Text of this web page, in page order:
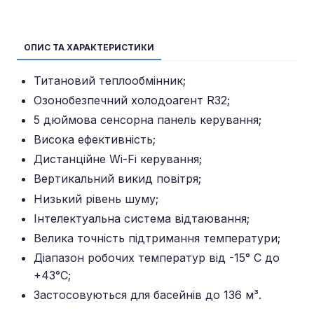
ОПИС ТА ХАРАКТЕРИСТИКИ
Титановий теплообмінник;
Озонобезпечний холодоагент R32;
5 дюймова сенсорна панель керування;
Висока ефективність;
Дистанційне Wi-Fi керування;
Вертикальний викид повітря;
Низький рівень шуму;
Інтелектуальна система відтаювання;
Велика точність підтримання температури;
Діапазон робочих температур від -15° C до
+43°C;
Застосовуються для басейнів до 136 м³.